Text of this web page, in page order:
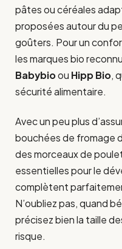
pâtes ou céréales
proposées autour du
goûters. Pour un
les marques bio
Babybioou Hipp Bio,
sécurité alimentaire.
Avec un peu plus
bouchées de fromage
des morceaux de
essentielles pour le
complètent
N’oubliez pas, quand
précisez bien la taille
risque.